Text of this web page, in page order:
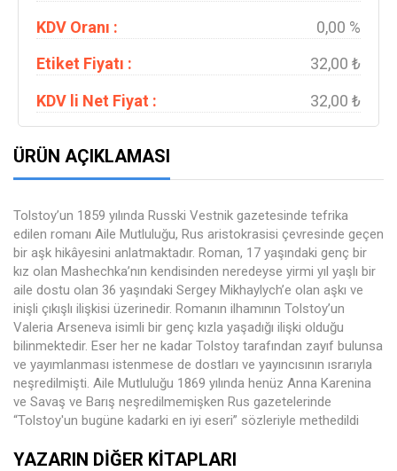
KDV Oranı :
0,00 %
Etiket Fiyatı :
32,00 ₺
KDV li Net Fiyat :
32,00 ₺
ÜRÜN AÇIKLAMASI
Tolstoy’un 1859 yılında Russki Vestnik gazetesinde tefrika
edilen romanı Aile Mutluluğu, Rus aristokrasisi çevresinde geçen
bir aşk hikâyesini anlatmaktadır. Roman, 17 yaşındaki genç bir
kız olan Mashechka’nın kendisinden neredeyse yirmi yıl yaşlı bir
aile dostu olan 36 yaşındaki Sergey Mikhaylych’e olan aşkı ve
inişli çıkışlı ilişkisi üzerinedir. Romanın ilhamının Tolstoy’un
Valeria Arseneva isimli bir genç kızla yaşadığı ilişki olduğu
bilinmektedir. Eser her ne kadar Tolstoy tarafından zayıf bulunsa
ve yayımlanması istenmese de dostları ve yayıncısının ısrarıyla
neşredilmişti. Aile Mutluluğu 1869 yılında henüz Anna Karenina
ve Savaş ve Barış neşredilmemişken Rus gazetelerinde
“Tolstoy'un bugüne kadarki en iyi eseri” sözleriyle methedildi
YAZARIN DIĞER KITAPLARI